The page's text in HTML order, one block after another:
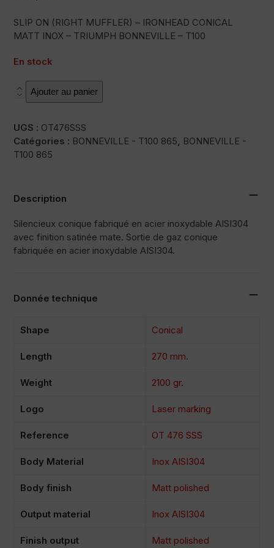
SLIP ON (RIGHT MUFFLER) – IRONHEAD CONICAL
MATT INOX – TRIUMPH BONNEVILLE – T100
En stock
quantitéAjouter au panier
UGS : OT476SSS
Catégories : BONNEVILLE - T100 865
BONNEVILLE -
T100 865
Description
Silencieux conique fabriqué en acier inoxydable AISI304
avec finition satinée mate. Sortie de gaz conique
fabriquée en acier inoxydable AISI304.
Donnée technique
Shape Conical
Length 270 mm.
Weight 2100 gr.
Logo Laser marking
Reference OT 476 SSS
Body Material Inox AISI304
Body finish Matt polished
Output material Inox AISI304
Finish output Matt polished